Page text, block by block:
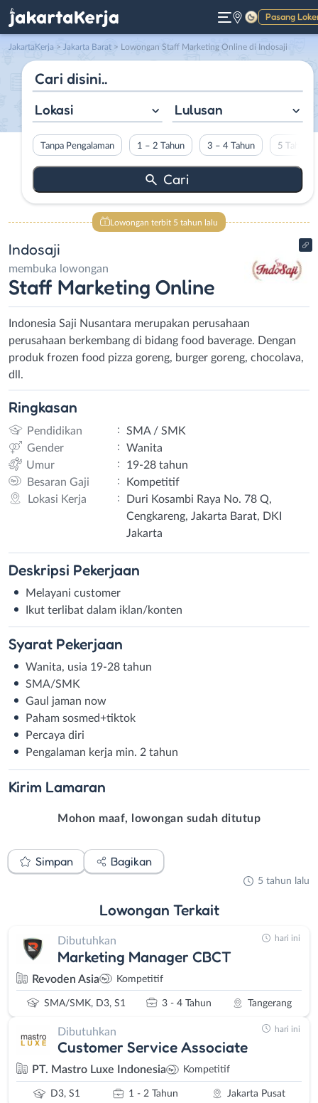
Pasang
Gelap
JakartaKerja > Jakarta Barat > Lowongan Staff Marketing Online di Indosaji
Lokasi Lulusan
Tanpa Pengalaman 1 – 2 Tahun 3 – 4 Tahun 5 Tahun
Lowongan terbit 5 tahun lalu
Indosaji
membuka lowongan
Staff Marketing Online
Indonesia Saji Nusantara merupakan perusahaan
perusahaan berkembang di bidang food baverage. Dengan
produk frozen food pizza goreng, burger goreng, chocolava,
dll.
Ringkasan
Pendidikan :
SMA / SMK
Gender
:
Wanita
Umur
:
19-28 tahun
Besaran Gaji
:
Kompetitif
Lokasi Kerja
:
Duri Kosambi Raya No. 78 Q,
Cengkareng, Jakarta Barat, DKI
Jakarta
Deskripsi Pekerjaan
Melayani customer
Ikut terlibat dalam iklan/konten
Syarat Pekerjaan
Wanita, usia 19-28 tahun
SMA/SMK
Gaul jaman now
Paham sosmed+tiktok
Percaya diri
Pengalaman kerja min. 2 tahun
Kirim Lamaran
Mohon maaf, lowongan sudah ditutup
Simpan Bagikan
5 tahun lalu
Lowongan Terkait
Dibutuhkan
Marketing Manager CBCT
Revoden Asia Kompetitif
SMA/SMK, D3, S1 3 - 4 Tahun Tangerang
hari ini
Dibutuhkan
Customer Service Associate
PT. Mastro Luxe Indonesia Kompetitif
D3, S1 1 - 2 Tahun Jakarta Pusat
hari ini